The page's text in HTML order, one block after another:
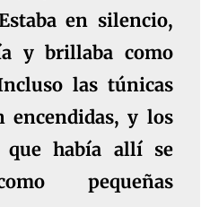
en silencio,
y brillaba como
las túnicas
encendidas, y los
que había allí se
pequeñas